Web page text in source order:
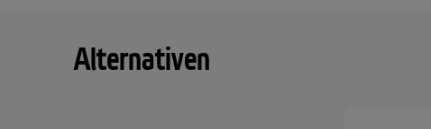
Alternativen